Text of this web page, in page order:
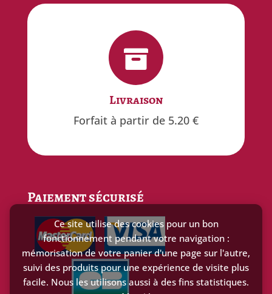
Ce site utilise des cookies pour un bon
fonctionnement pendant votre navigation :
mémorisation de votre panier d'une page sur l'autre,
suivi des produits pour une expérience de visite plus
facile. Nous les utilisons aussi à des fins statistiques.

Livraison
Forfait à partir de 5.20 €

Gratuit
Paiement sécurisé